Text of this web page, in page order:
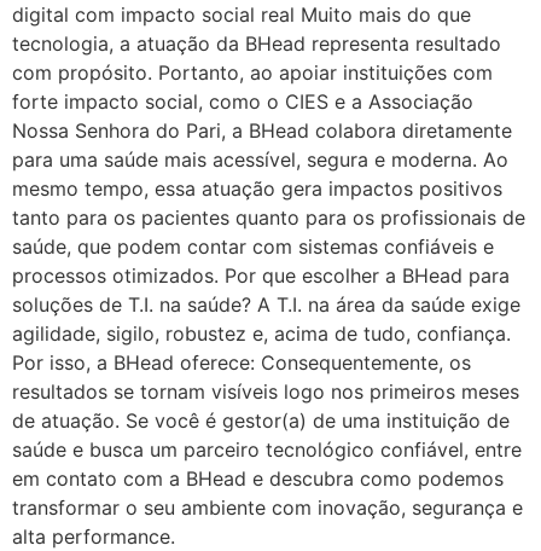
digital com impacto social real Muito mais do que
tecnologia, a atuação da BHead representa resultado
com propósito. Portanto, ao apoiar instituições com
forte impacto social, como o CIES e a Associação
Nossa Senhora do Pari, a BHead colabora diretamente
para uma saúde mais acessível, segura e moderna. Ao
mesmo tempo, essa atuação gera impactos positivos
tanto para os pacientes quanto para os profissionais de
saúde, que podem contar com sistemas confiáveis e
processos otimizados. Por que escolher a BHead para
soluções de T.I. na saúde? A T.I. na área da saúde exige
agilidade, sigilo, robustez e, acima de tudo, confiança.
Por isso, a BHead oferece: Consequentemente, os
resultados se tornam visíveis logo nos primeiros meses
de atuação. Se você é gestor(a) de uma instituição de
saúde e busca um parceiro tecnológico confiável, entre
em contato com a BHead e descubra como podemos
transformar o seu ambiente com inovação, segurança e
alta performance.